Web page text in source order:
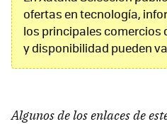
ofertas en tecnología,
los principales comercios
y disponibilidad pueden
Algunos de los enlaces de